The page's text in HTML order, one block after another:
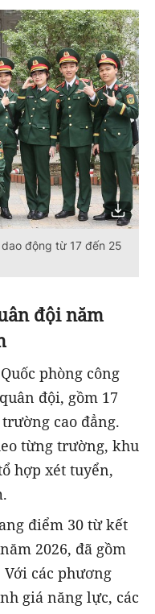
động từ 17 đến 25
đội năm
phòng công
đội, gồm 17
cao đẳng.
từng trường, khu
hợp xét tuyển,
điểm 30 từ kết
2026, đã gồm
các phương
giá năng lực, các